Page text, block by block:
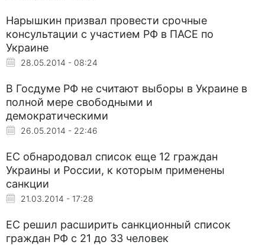
Нарышкин призвал провести срочные
консультации с участием РФ в ПАСЕ по
Украине
28.05.2014 - 08:24
В Госдуме РФ не считают выборы в Украине в
полной мере свободными и
демократическими
26.05.2014 - 22:46
ЕС обнародовал список еще 12 граждан
Украины и России, к которым применены
санкции
21.03.2014 - 17:28
ЕС решил расширить санкционный список
граждан РФ с 21 до 33 человек